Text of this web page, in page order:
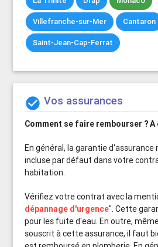
Villefranche-sur-Mer Cantaron
Saint-Jean-Cap-Ferrat
 Vos assurances
Comment se faire rembourser ?A
En général, la garantie
incluse par défaut dans votre
habitation.
Vérifiez votre contrat avec la
dépannage d'urgence". Cette
pour les fuite d'eau. En outre,
souscrit à cette assurance, il faut